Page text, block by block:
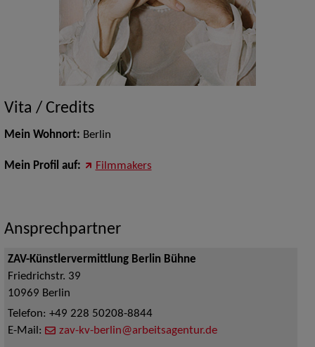
Vita / Credits
Mein Wohnort: Berlin
Mein Profil auf: Filmmakers
Ansprechpartner
ZAV-Künstlervermittlung Berlin Bühne
Friedrichstr. 39
10969 Berlin
Telefon: +49 228 50208-8844
E-Mail:
zav-kv-berlin@arbeitsagentur.de